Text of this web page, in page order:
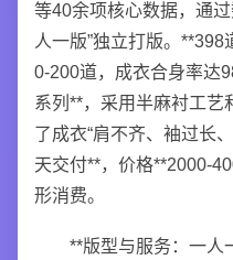
等40余项核心数据，通
人一版”独立打版。
0-200道，成衣合身率达
系列**，采用半麻衬工艺
了成衣“肩不齐、袖过长
天交付**，价格**2000-
形消费。
**版型与服务：一人